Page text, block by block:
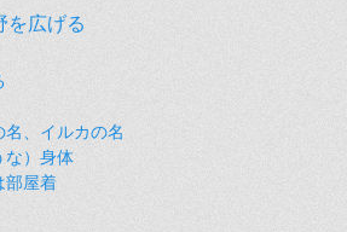
を広げる
、イルカの名
な）身体
部屋着